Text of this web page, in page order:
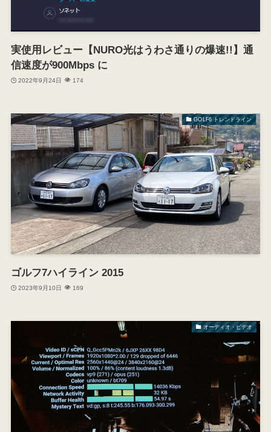
実使用レビュー【NURO光はうわさ通りの爆速!!】通
信速度が900Mbps に
2022年9月24日 174
GOLF6 トレンドライン
ゴルフ7ハイライン 2015
2023年9月10日 169
オーディオ・ビデオ